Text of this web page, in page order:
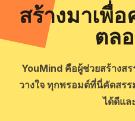
สร้างมาเพื่อ
ตล
YouMind คือผู้ช่วยสร้างส
วางใจ ทุกพรอมต์ที่นี่คัดสร
ได้ดีแล